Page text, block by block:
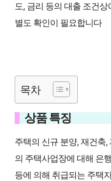
도, 금리 등의 대출 조건
별도 확인이 필요합니다
목차
상품 특징
주택의 신규 분양, 재건축
의 주택사업장에 대해 은
등에 의해 취급되는 주택